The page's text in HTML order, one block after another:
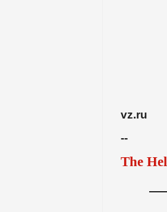
vz.ru
--
The